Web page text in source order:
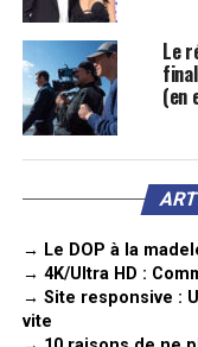
Le
(en
→ Le DOP à la
→ 4K/Ultra HD :
→ Site responsive :
vite